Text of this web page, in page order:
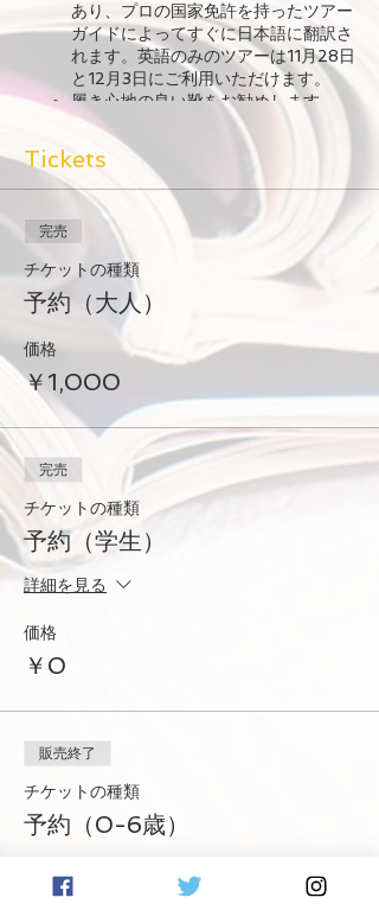
あり、プロの国家免許を持ったツアー
ガイドによってすぐに日本語に翻訳さ
れます。英語のみのツアーは11月28日
と12月3日にご利用いただけます。
履き心地の良い靴をお勧めします。
参加者数は最大8名です
入場料は必要ありません。
あなたのガイドは旗を持って、待ち合
わせ場所であなたを待っています。待
ち合わせ場所は改札口のすぐ前です。
、渡月橋、竹林をできします。法輪
寺、渡月橋。
志々が英語と日本語の通通通通訳、と
ツアーツアーです。英語をゴはの方は
11月28日か、12月3日回をおおお願い
します。
歩き靴でお越しおり。
九8名様での目。
物観料ます。
阪急山駅改札前で旗があります。
Tickets
完売
チケットの種類
予約（大人）
価格
￥1,000
完売
チケットの種類
予約（学生）
詳細を見る
価格
￥0
販売終了
チケットの種類
予約（0-6歳）